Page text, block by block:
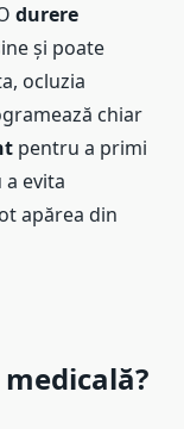
durere
și poate
ocluzia
chiar
pentru a primi
evita
apărea din